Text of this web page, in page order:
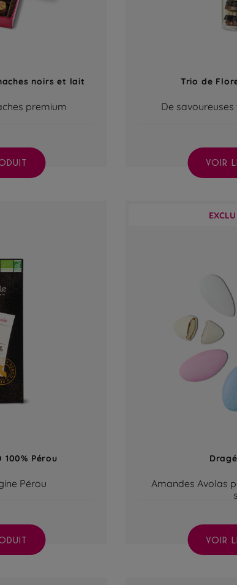
noirs et lait
premium
Trio de
De
VOIR
Pérou
Pérou
Amandes Avolas
VOIR